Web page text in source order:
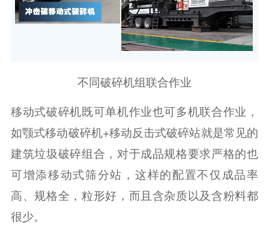
不同破碎机组联合作业
移动式破碎机既可单机作业也可多机联合作业，
如颚式移动破碎机+移动反击式破碎站就是常见的
建筑垃圾破碎组合，对于成品规格要求严格的也
可增添移动式筛分站，这样的配置不仅成品率
高、规格全，粒形好，而且含杂质以及含粉料都
很少。